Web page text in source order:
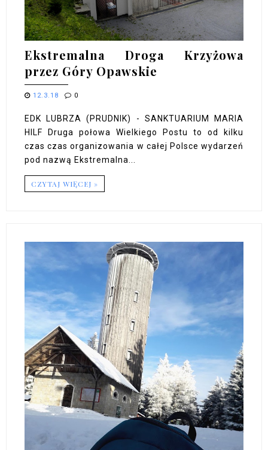
Ekstremalna Droga Krzyżowa
przez Góry Opawskie
12.3.18 0
EDK LUBRZA (PRUDNIK) - SANKTUARIUM MARIA
HILF Druga połowa Wielkiego Postu to od kilku
czas czas organizowania w całej Polsce wydarzeń
pod nazwą Ekstremalna...
CZYTAJ WIĘCEJ »